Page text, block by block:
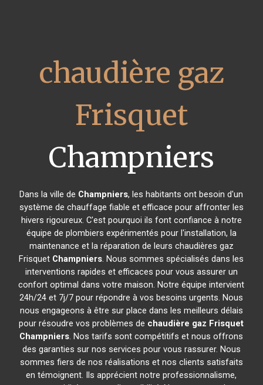
chaudière gaz
Frisquet
Champniers
Dans la ville de Champniers, les habitants ont besoin d'un
système de chauffage fiable et efficace pour affronter les
hivers rigoureux. C'est pourquoi ils font confiance à notre
équipe de plombiers expérimentés pour l'installation, la
maintenance et la réparation de leurs chaudières gaz
Frisquet Champniers. Nous sommes spécialisés dans les
interventions rapides et efficaces pour vous assurer un
confort optimal dans votre maison. Notre équipe intervient
24h/24 et 7j/7 pour répondre à vos besoins urgents. Nous
nous engageons à être sur place dans les meilleurs délais
pour résoudre vos problèmes de chaudière gaz Frisquet
Champniers. Nos tarifs sont compétitifs et nous offrons
des garanties sur nos services pour vous rassurer. Nous
sommes fiers de nos réalisations et nos clients satisfaits
en témoignent. Ils apprécient notre professionnalisme,